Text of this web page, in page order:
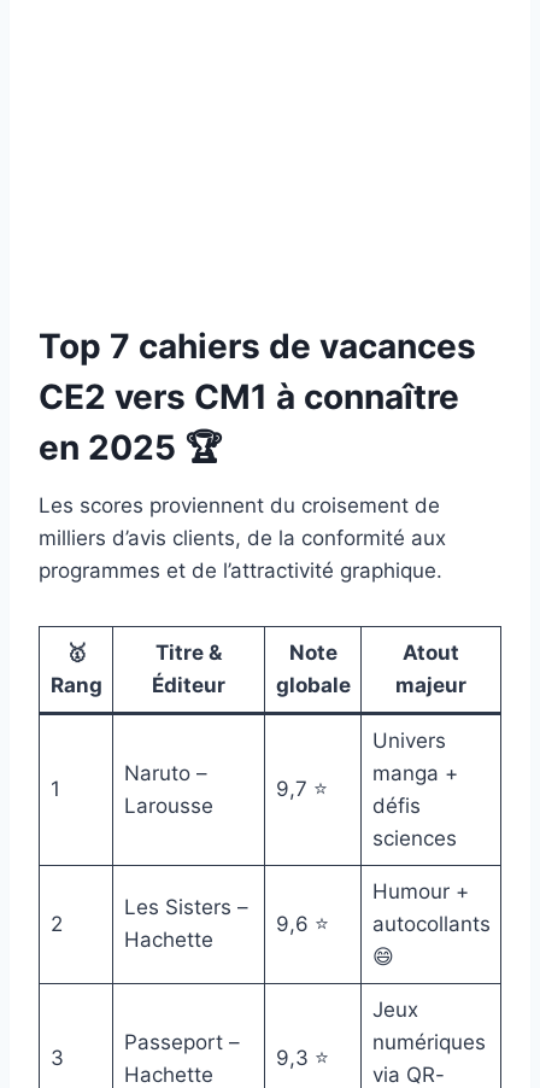
Top 7 cahiers de vacances
CE2 vers CM1 à connaître
en 2025 🏆
Les scores proviennent du croisement de
milliers d’avis clients, de la conformité aux
programmes et de l’attractivité graphique.
🥇
Rang
Titre &
Éditeur
Note
globale
Atout
majeur
1
Naruto –
Larousse
9,7 ⭐
Univers
manga +
défis
sciences
2
Les Sisters –
Hachette
9,6 ⭐
Humour +
autocollants
😄
3
Passeport –
Hachette
9,3 ⭐
Jeux
numériques
via QR-